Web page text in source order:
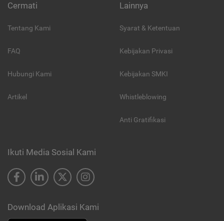
Cermati
Tentang Kami
FAQ
Hubungi Kami
Artikel
Lainnya
Syarat & Ketentuan
Kebijakan Privasi
Kebijakan SMKI
Whistleblowing
Anti Gratifikasi
Ikuti Media Sosial Kami
Download Aplikasi Kami